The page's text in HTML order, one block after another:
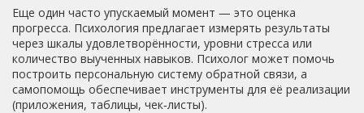
Еще один часто упускаемый момент — это оценка
прогресса. Психология предлагает измерять результаты
через шкалы удовлетворённости, уровни стресса или
количество выученных навыков. Психолог может помочь
построить персональную систему обратной связи, а
самопомощь обеспечивает инструменты для её реализации
(приложения, таблицы, чек‑листы).